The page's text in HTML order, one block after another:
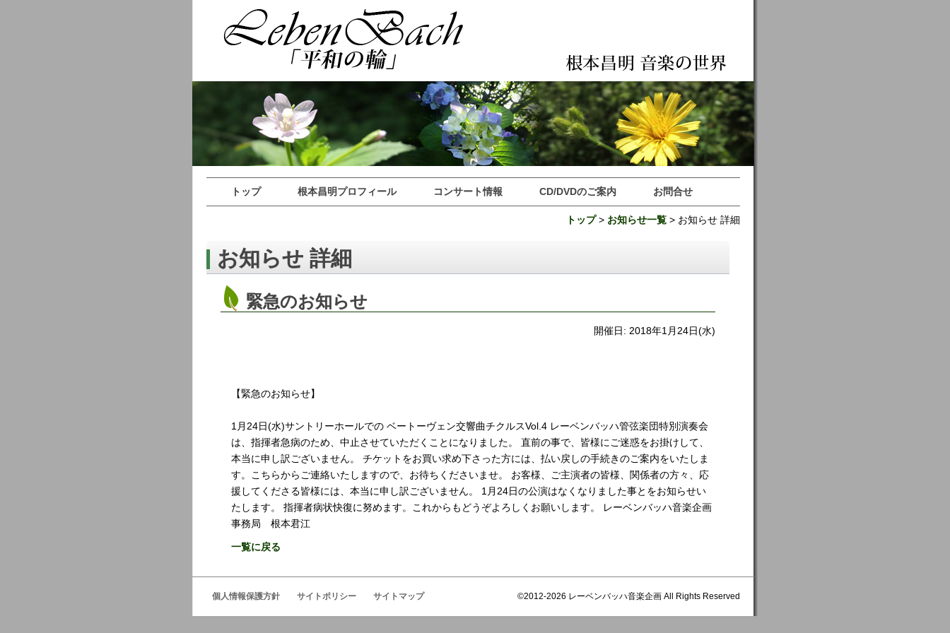
トップ 根本昌明プロフィール コンサート情報 CD/DVDのご案内 お問合せ
トップ> お知らせ一覧 > お知らせ 詳細
お知らせ 詳細
緊急のお知らせ
開催日: 2018年1月24日(水)
【緊急のお知らせ】
1月24日(水)サントリーホールでの ベートーヴェン交響曲チクルスVol.4 レーベンバッハ管弦楽団特別演奏会
は、指揮者急病のため、中止させていただくことになりました。 直前の事で、皆様にご迷惑をお掛けして、
本当に申し訳ございません。 チケットをお買い求め下さった方には、払い戻しの手続きのご案内をいたしま
す。こちらからご連絡いたしますので、お待ちくださいませ。 お客様、ご主演者の皆様、関係者の方々、応
援してくださる皆様には、本当に申し訳ございません。 1月24日の公演はなくなりました事とをお知らせい
たします。 指揮者病状快復に努めます。これからもどうぞよろしくお願いします。 レーベンバッハ音楽企画
事務局 根本君江
一覧に戻る
©2012-2026 レーベンバッハ音楽企画 All Rights Reserved
個人情報保護方針 サイトポリシー サイトマップ